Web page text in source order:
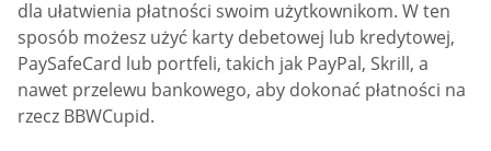
dla ułatwienia płatności swoim użytkownikom. W ten
sposób możesz użyć karty debetowej lub kredytowej,
PaySafeCard lub portfeli, takich jak PayPal, Skrill, a
nawet przelewu bankowego, aby dokonać płatności na
rzecz BBWCupid.